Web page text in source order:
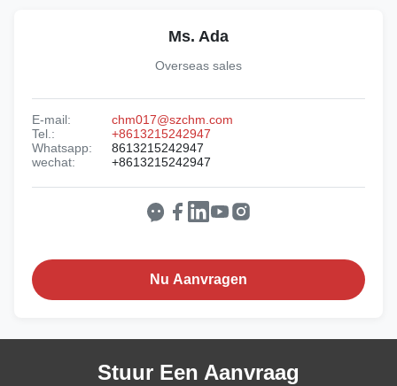
Ms. Ada
Overseas sales
E-mail:
chm017@szchm.com
Tel.:
+8613215242947
Whatsapp:
8613215242947
wechat:
+8613215242947
Nu Aanvragen
Stuur Een Aanvraag